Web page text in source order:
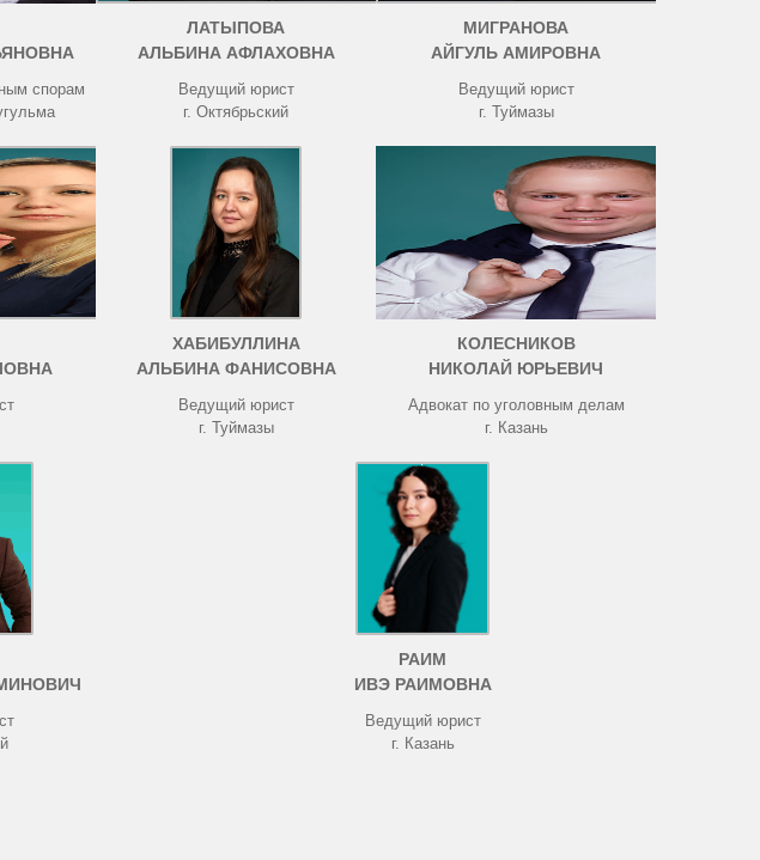
спорам
ЛАТЫПОВА
АЛЬБИНА АФЛАХОВНА
Ведущий юрист
г. Октябрьский
МИГРАНОВА
АЙГУЛЬ АМИРОВНА
Ведущий юрист
г. Туймазы
ХАБИБУЛЛИНА
АЛЬБИНА ФАНИСОВНА
Ведущий юрист
г. Туймазы
КОЛЕСНИКОВ
НИКОЛАЙ ЮРЬЕВИЧ
Адвокат по уголовным делам
г. Казань
РАИМ
ИВЭ РАИМОВНА
Ведущий юрист
г. Казань